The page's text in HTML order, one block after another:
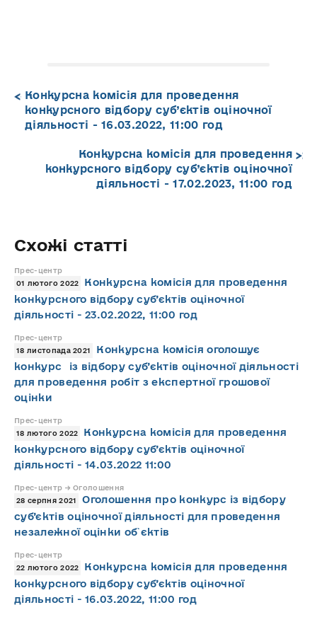
Конкурсна комісія для проведення
конкурсного відбору суб’єктів оціночної
діяльності - 16.03.2022, 11:00 год
Конкурсна комісія для проведення
конкурсного відбору суб’єктів оціночної
діяльності - 17.02.2023, 11:00 год
Схожі статті
Прес-центр
01 лютого 2022
Конкурсна комісія для проведення
конкурсного відбору суб’єктів оціночної
діяльності - 23.02.2022, 11:00 год
Прес-центр
18 листопада 2021
Конкурсна комісія оголошує
конкурс із відбору суб’єктів оціночної діяльності
для проведення робіт з експертної грошової
оцінки
Прес-центр
18 лютого 2022
Конкурсна комісія для проведення
конкурсного відбору суб’єктів оціночної
діяльності - 14.03.2022 11:00
Прес-центр → Оголошення
28 серпня 2021
Оголошення про конкурс із відбору
суб’єктів оціночної діяльності для проведення
незалежної оцінки об`єктів
Прес-центр
22 лютого 2022
Конкурсна комісія для проведення
конкурсного відбору суб’єктів оціночної
діяльності - 16.03.2022, 11:00 год